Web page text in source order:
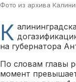
Фото из архива
К
на губернатора
По словам главы
момент